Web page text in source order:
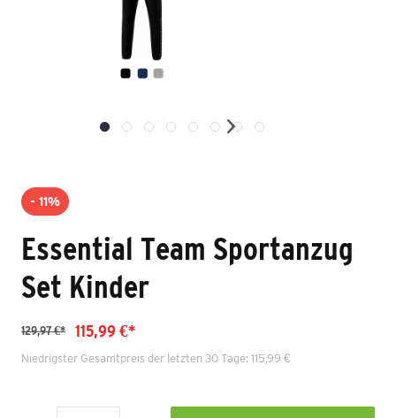
- 11%
Essential Team Sportanzug
Set Kinder
129,97 €* 115,99 €*
Niedrigster Gesamtpreis der letzten 30 Tage: 115,99 €